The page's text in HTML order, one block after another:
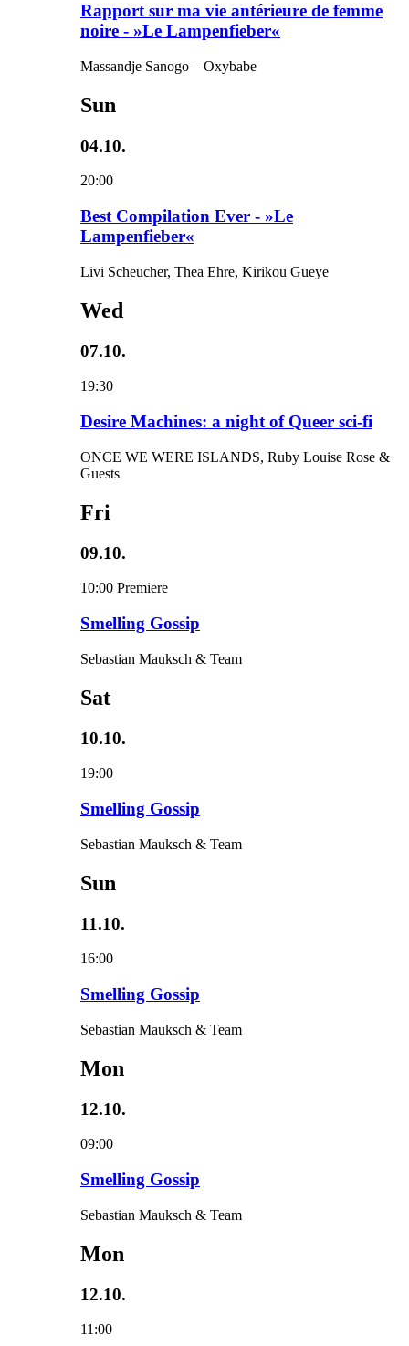
Rapport sur ma vie antérieure de femme
noire - »Le Lampenfieber«
Massandje Sanogo – Oxybabe
Sun
04.10.
20:00
Best Compilation Ever - »Le
Lampenfieber«
Livi Scheucher, Thea Ehre, Kirikou Gueye
Wed
07.10.
19:30
Desire Machines: a night of Queer sci-fi
ONCE WE WERE ISLANDS, Ruby Louise Rose &
Guests
Fri
09.10.
10:00 Premiere
Smelling Gossip
Sebastian Mauksch & Team
Sat
10.10.
19:00
Smelling Gossip
Sebastian Mauksch & Team
Sun
11.10.
16:00
Smelling Gossip
Sebastian Mauksch & Team
Mon
12.10.
09:00
Smelling Gossip
Sebastian Mauksch & Team
Mon
12.10.
11:00